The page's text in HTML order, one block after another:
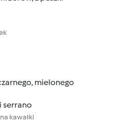
mielonego
serrano
kawałki